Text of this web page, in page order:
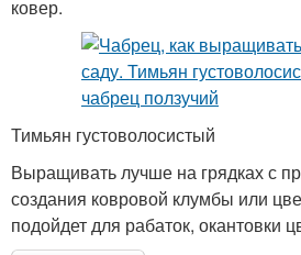
ковер.
Тимьян густоволосистый
Выращивать лучше на грядках с
создания ковровой клумбы или
подойдет для рабаток, окантовки